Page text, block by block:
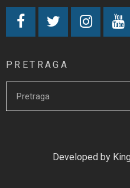
PRETRAGA
Developed by